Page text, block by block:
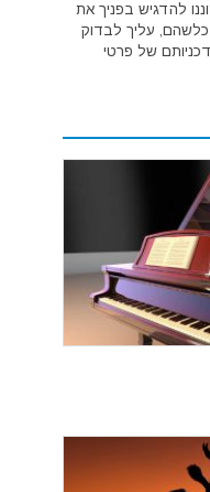
להדגיש בפניך את
כלשהם, עליך לבדוק
של פרטי